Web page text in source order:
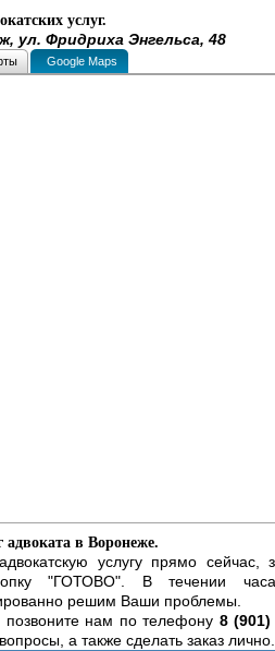
услуг.
ул. Фридриха Энгельса, 48
Google Maps
адвоката в Воронеже.
услугу прямо
"ГОТОВО". В течении
решим Ваши проблемы.
нам по телефону 8 (901)
а также сделать заказ лично.